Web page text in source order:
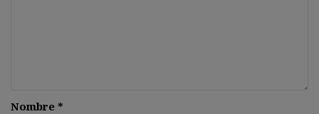
Nombre *